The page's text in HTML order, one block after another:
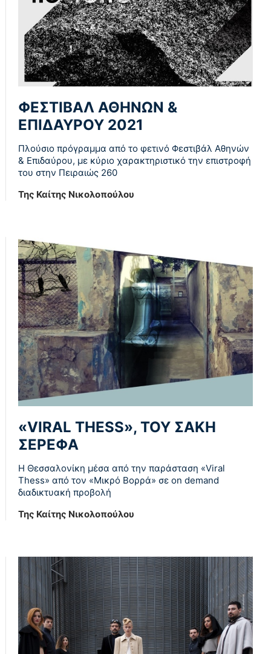
ΦΕΣΤΙΒΑΛ ΑΘΗΝΩΝ &
ΕΠΙΔΑΥΡΟΥ 2021
Πλούσιο πρόγραμμα από το φετινό Φεστιβάλ Αθηνών
& Επιδαύρου, με κύριο χαρακτηριστικό την επιστροφή
του στην Πειραιώς 260
Της Καίτης Νικολοπούλου
«VIRAL THESS», ΤΟΥ ΣΑΚΗ
ΣΕΡΕΦΑ
Η Θεσσαλονίκη μέσα από την παράσταση «Viral
Thess» από τον «Μικρό Βορρά» σε on demand
διαδικτυακή προβολή
Της Καίτης Νικολοπούλου